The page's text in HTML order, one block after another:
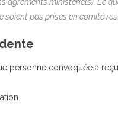
agréments ministériels). Le
pas prises en comité
personne convoquée a